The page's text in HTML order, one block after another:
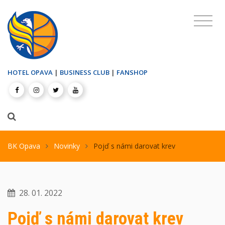
HOTEL OPAVA | BUSINESS CLUB | FANSHOP
BK Opava Novinky Pojď s námi darovat krev
28. 01. 2022
Pojď s námi darovat krev